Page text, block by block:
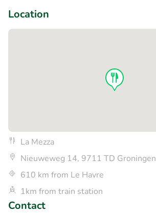
Location
La Mezza
Nieuweweg 14, 9711 TD Groningen
610 km from Le Havre
1km from train station
Contact